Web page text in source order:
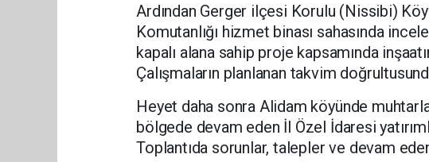
Ardından Gerger ilçesi Korulu (Nissibi)
Komutanlığı hizmet binası sahasında
kapalı alana sahip proje kapsamında
Çalışmaların planlanan takvim
Heyet daha sonra Alidam köyünde
bölgede devam eden İl Özel İdaresi
Toplantıda sorunlar, talepler ve devam